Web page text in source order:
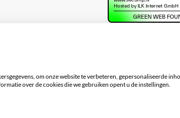
om onze website te verbeteren, gepersonaliseerde
over de cookies die we gebruiken opent u de instellingen.